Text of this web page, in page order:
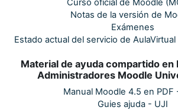
Curso oficial de Moodle
Notas de la versión de
Exámenes
Estado actual del servicio de
Material de ayuda compartido en
Administradores Moodle
Manual Moodle 4.5 en PDF
Guies ajuda - UJI